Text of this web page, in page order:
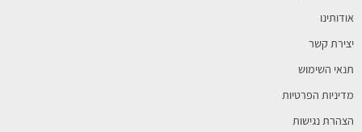
אודותינו
יצירת קשר
תנאי השימוש
מדיניות הפרטיות
הצהרת נגישות